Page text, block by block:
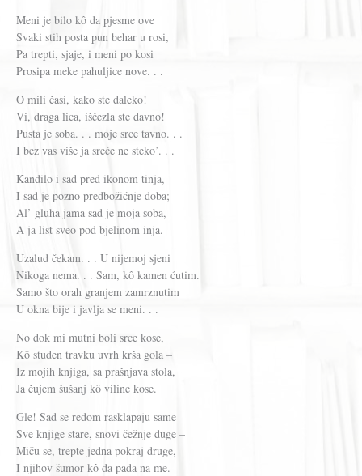
Meni je bilo kô da pjesme ove
Svaki stih posta pun behar u rosi,
Pa trepti, sjaje, i meni po kosi
Prosipa meke pahuljice nove. . .
O mili časi, kako ste daleko!
Vi, draga lica, iščezla ste davno!
Pusta je soba. . . moje srce tavno. . .
I bez vas više ja sreće ne steko’. . .
Kandilo i sad pred ikonom tinja,
I sad je pozno predbožićnje doba;
Al’ gluha jama sad je moja soba,
A ja list sveo pod bjelinom inja.
Uzalud čekam. . . U nijemoj sjeni
Nikoga nema. . . Sam, kô kamen ćutim.
Samo što orah granjem zamrznutim
U okna bije i javlja se meni. . .
No dok mi mutni boli srce kose,
Kô studen travku uvrh krša gola –
Iz mojih knjiga, sa prašnjava stola,
Ja čujem šušanj kô viline kose.
Gle! Sad se redom rasklapaju same
Sve knjige stare, snovi čežnje duge –
Miču se, trepte jedna pokraj druge,
I njihov šumor kô da pada na me.